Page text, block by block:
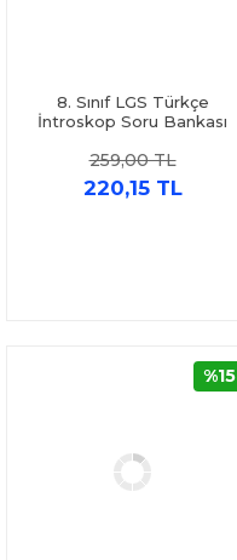
8. Sınıf LGS Türkçe
İntroskop Soru Bankası
259,00 TL
220,15 TL
%15